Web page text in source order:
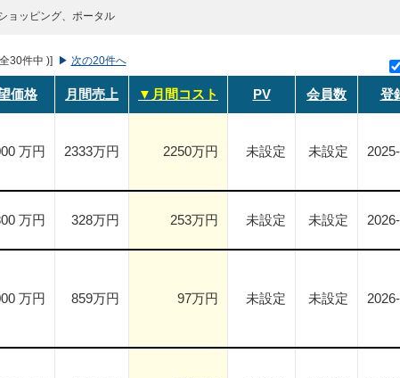
ョッピング、ポータル
30件中 )] ▶ 次の20件へ
価格 月間売上 ▼月間コスト PV 会員数 登
万円 2333万円 2250万円 未設定 未設定
万円 328万円 253万円 未設定 未設定
万円 859万円 97万円 未設定 未設定